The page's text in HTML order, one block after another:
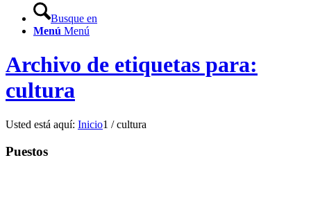
Busque en
Menú Menú
Archivo de etiquetas para:
cultura
Usted está aquí: Inicio1 / cultura
Puestos